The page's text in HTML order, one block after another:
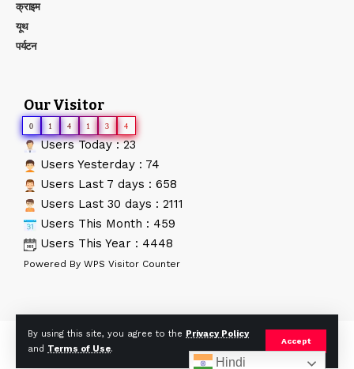
By using this site, you agree to the Privacy Policy
and Terms of Use.
Accept
क्राइम
यूथ
पर्यटन
Our Visitor
0 1 4 1 3 4
Users Today : 23
Users Yesterday : 74
Users Last 7 days : 658
Users Last 30 days : 2111
Users This Month : 459
Users This Year : 4448
Powered By WPS Visitor Counter
© AApTak News. Developed By:Tech Yard Labs
. All Rights
Reserved.
Hindi